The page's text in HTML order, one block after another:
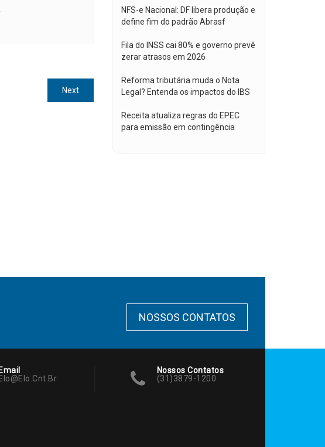
NextNext
post:
NFS-e Nacional: DF libera produção e
define fim do padrão Abrasf
Fila do INSS cai 80% e governo prevê
zerar atrasos em 2026
Reforma tributária muda o Nota
Legal? Entenda os impactos do IBS
Receita atualiza regras do EPEC
para emissão em contingência
NOSSOS CONTATOS
Nossos Contatos
(31)3879-1200